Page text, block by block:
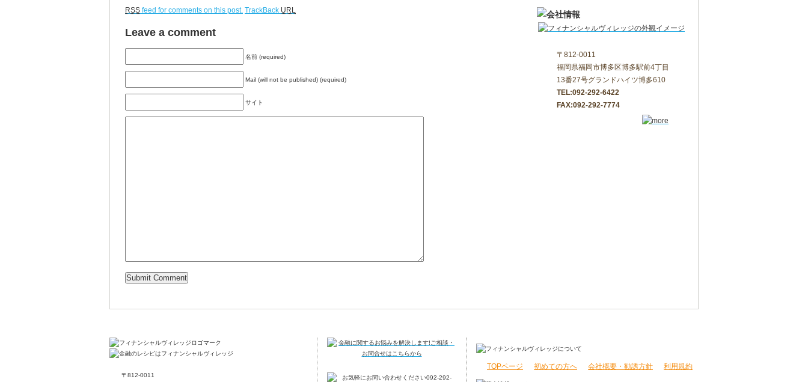
〒812-0011
福岡県福岡市博多区博多駅前4丁目
13番27号グランドハイツ博多610
TEL:092-292-6422
FAX:092-292-7774
RSS feed for comments on this post. TrackBack URL
Leave a comment
名前 (required)
Mail (will not be published) (required)
サイト
〒812-0011
TOPページ 初めての方へ 会社概要・勧誘方針 利用規約